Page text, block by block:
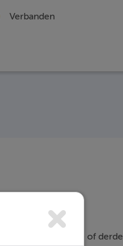
Verbanden
de eerste, tweede of derde